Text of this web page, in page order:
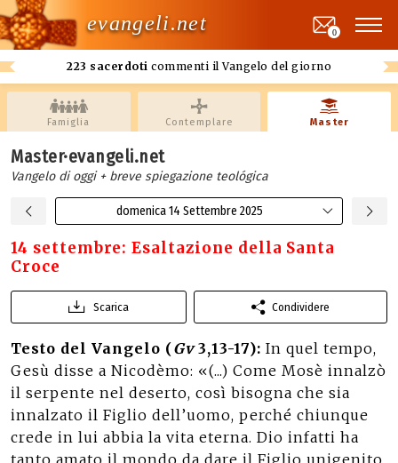
evangeli.net
223 sacerdoti commenti il Vangelo del giorno
0
Famiglia Contemplare Master
Master·evangeli.net
Vangelo di oggi + breve spiegazione teológica
domenica 14 Settembre 2025
14 settembre: Esaltazione della Santa
Croce
Scarica Condividere
Testo del Vangelo (Gv3,13-17): In quel tempo,
Gesù disse a Nicodèmo: «(...) Come Mosè innalzò
il serpente nel deserto, così bisogna che sia
innalzato il Figlio dell’uomo, perché chiunque
crede in lui abbia la vita eterna. Dio infatti ha
tanto amato il mondo da dare il Figlio unigenito,